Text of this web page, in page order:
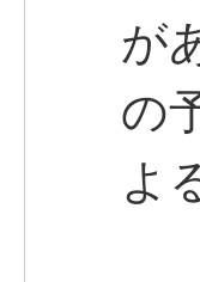
が
の
よ